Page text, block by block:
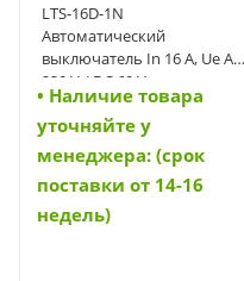
LTS-16D-1N
Автоматический
выключатель In 16 A, Ue AC
230 V / DC 60 V,
характеристика D, 1+N-
полюс, Icn 10 kA (42028)
• Наличие товара
уточняйте у
менеджера: (срок
поставки от 14-16
недель)